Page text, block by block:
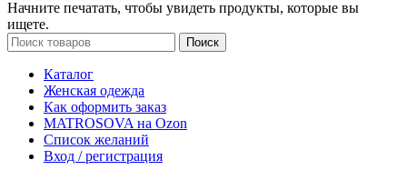
Начните печатать, чтобы увидеть продукты, которые вы
ищете.
Поиск
Каталог
Женская одежда
Как оформить заказ
MATROSOVA на Ozon
Список желаний
Вход / регистрация